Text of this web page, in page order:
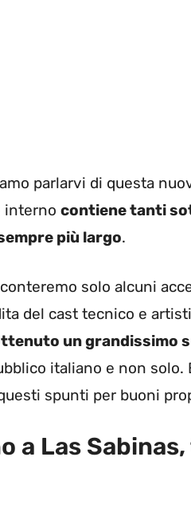
parlarvi di questa
interno contiene tanti
più largo.
solo alcuni
del cast tecnico e
un grandissimo
italiano e non solo.
spunti per buoni
a Las